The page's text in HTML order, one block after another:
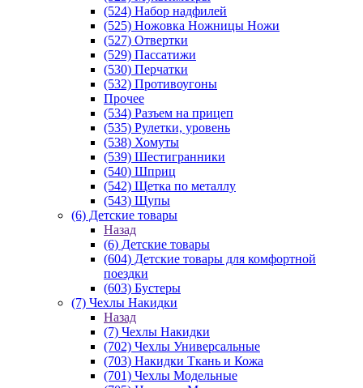
(524) Набор надфилей
(525) Ножовка Ножницы Ножи
(527) Отвертки
(529) Пассатижи
(530) Перчатки
(532) Противоугоны
Прочее
(534) Разъем на прицеп
(535) Рулетки, уровень
(538) Хомуты
(539) Шестигранники
(540) Шприц
(542) Щетка по металлу
(543) Щупы
(6) Детские товары
Назад
(6) Детские товары
(604) Детские товары для комфортной
поездки
(603) Бустеры
(7) Чехлы Накидки
Назад
(7) Чехлы Накидки
(702) Чехлы Универсальные
(703) Накидки Ткань и Кожа
(701) Чехлы Модельные